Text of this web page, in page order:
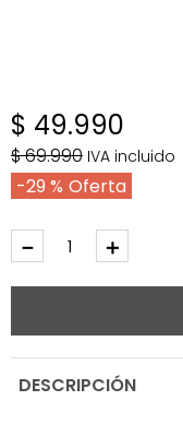
$ 49.990
$69.990 IVA incluido
29 %
＋
－
DESCRIPCIÓN